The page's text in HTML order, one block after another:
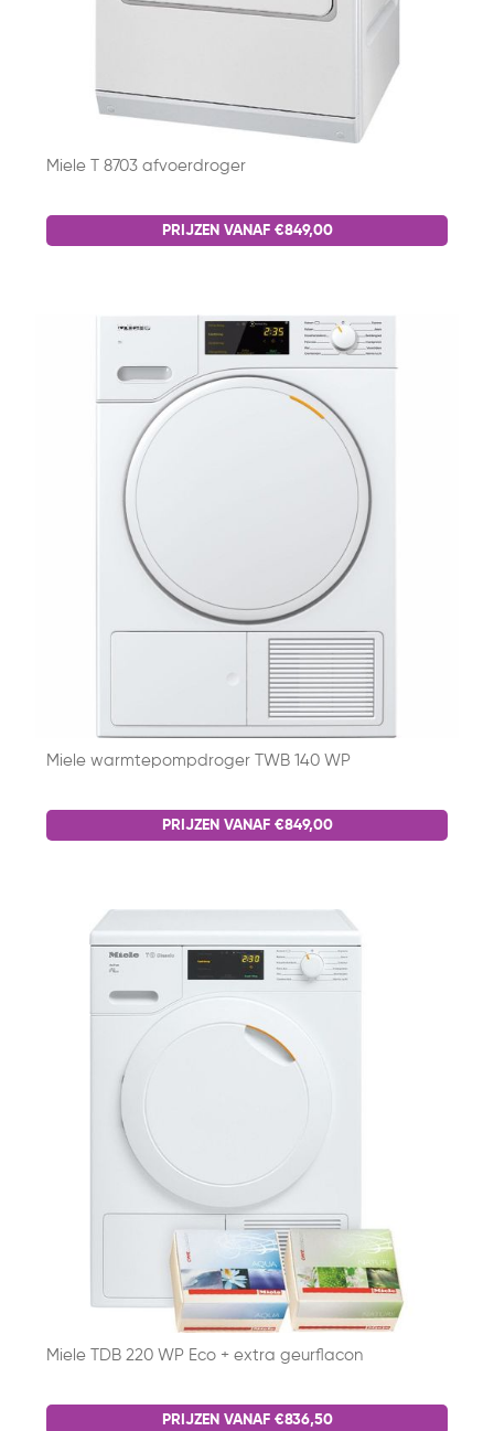
Miele T 8703 afvoerdroger
PRIJZEN VANAF €849,00
Miele warmtepompdroger TWB 140 WP
PRIJZEN VANAF €849,00
Miele TDB 220 WP Eco + extra geurflacon
PRIJZEN VANAF €836,50